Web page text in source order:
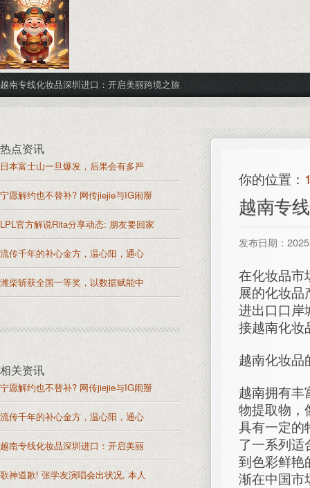
越南专线化妆品深圳进口：开启美丽跨境之旅
你的位置：
越南专
发布日期：
在化妆品市
展的化妆
进出口口岸
接越南化妆
越南化妆品
越南拥有丰
物提取物，
具有一定的
了一系列适
到色彩鲜艳
渐在中国市
热点资讯
日本富士山一旦爆发，后果会有多严
宁愿解约也不替补? 网传jiejie与IG闹掰
LPL官方解说Rita分享动态: 朋友要回家
流传千年的补心金方，温心阳，通心
潍柴斩获全国一等奖，以数据赋能中
相关资讯
宁愿解约也不替补? 网传jiejie与IG闹掰
流传千年的补心金方，温心阳，通心
越南专线化妆品深圳进口：开启美丽
歌神道歉! 张学友演唱会出状况, 本人